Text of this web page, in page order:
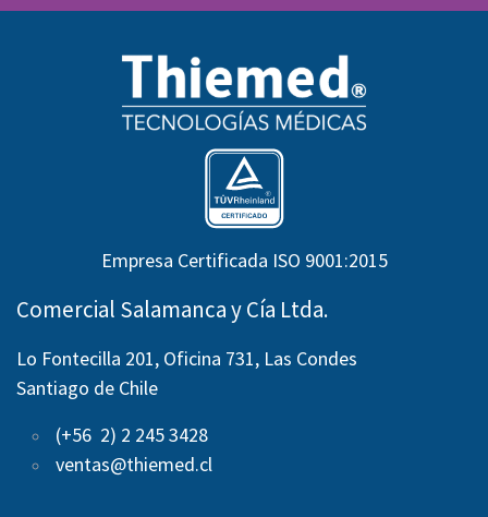
Empresa Certificada ISO 9001:2015
Comercial Salamanca y Cía Ltda.
Lo Fontecilla 201, Oficina 731, Las Condes
Santiago de Chile
(+56 2) 2 245 3428
ventas@thiemed.cl